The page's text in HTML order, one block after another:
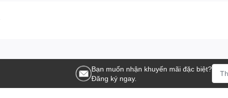
Bạn muốn nhận khuyến mãi đặc biệt?
Đăng ký ngay.